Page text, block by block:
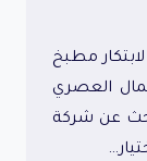
مطبخ
العصري
عن شركة